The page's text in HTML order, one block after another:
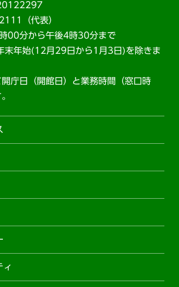
（代表）
00分から午後4時30分まで
末年始(12月29日から1月3日)を除きま
庁日（開館日）と業務時間（窓口時
ィ